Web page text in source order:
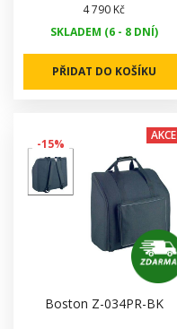
4 790 Kč
SKLADEM (6 - 8 DNÍ)
PŘIDAT DO KOŠÍKU
-15%
AKCE
Boston Z-034PR-BK